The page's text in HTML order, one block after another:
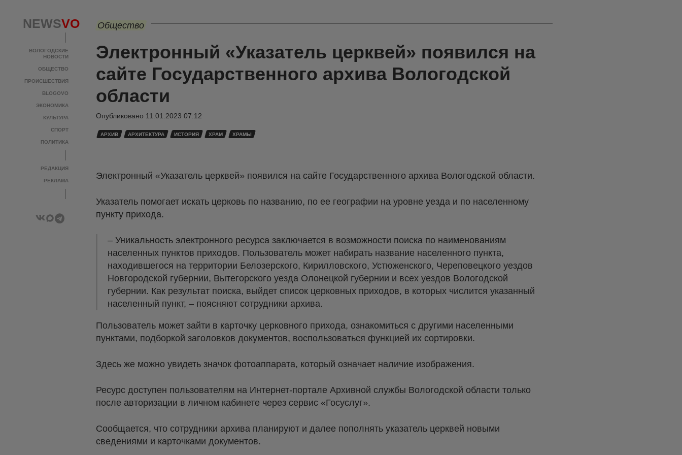
NEWSVO
ВОЛОГОДСКИЕ
НОВОСТИ
ОБЩЕСТВО
ПРОИСШЕСТВИЯ
BLOGOVO
ЭКОНОМИКА
КУЛЬТУРА
СПОРТ
ПОЛИТИКА
РЕДАКЦИЯ
РЕКЛАМА
Общество
Электронный «Указатель церквей» появился на
сайте Государственного архива Вологодской
области
Опубликовано 11.01.2023 07:12
АРХИВ АРХИТЕКТУРА ИСТОРИЯ ХРАМ ХРАМЫ
Электронный «Указатель церквей» появился на сайте Государственного архива Вологодской области.
Указатель помогает искать церковь по названию, по ее географии на уровне уезда и по населенному
пункту прихода.
– Уникальность электронного ресурса заключается в возможности поиска по наименованиям
населенных пунктов приходов. Пользователь может набирать название населенного пункта,
находившегося на территории Белозерского, Кирилловского, Устюженского, Череповецкого уездов
Новгородской губернии, Вытегорского уезда Олонецкой губернии и всех уездов Вологодской
губернии. Как результат поиска, выйдет список церковных приходов, в которых числится указанный
населенный пункт, – поясняют сотрудники архива.
Пользователь может зайти в карточку церковного прихода, ознакомиться с другими населенными
пунктами, подборкой заголовков документов, воспользоваться функцией их сортировки.
Здесь же можно увидеть значок фотоаппарата, который означает наличие изображения.
Ресурс доступен пользователям на Интернет-портале Архивной службы Вологодской области только
после авторизации в личном кабинете через сервис «Госуслуг».
Сообщается, что сотрудники архива планируют и далее пополнять указатель церквей новыми
сведениями и карточками документов.